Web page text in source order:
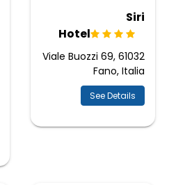
Siri
Hotel
Viale Buozzi 69, 61032
Fano, Italia
See Details